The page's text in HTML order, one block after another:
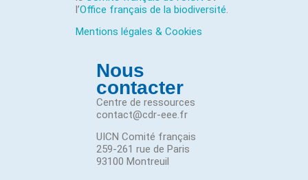
l’Office français de la biodiversité.
Mentions légales & Cookies
Nous
contacter
Centre de ressources
contact@cdr-eee.fr
UICN Comité français
259-261 rue de Paris
93100 Montreuil